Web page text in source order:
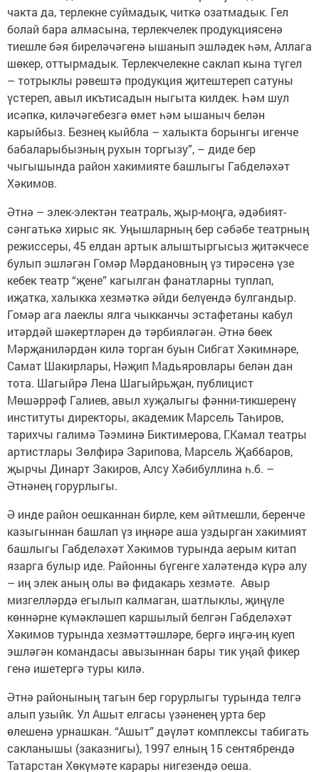
чакта да, терлекне суймадык, читкә озатмадык. Гел
болай бара алмасына, терлекчелек продукциясенә
тиешле бәя биреләчәгенә ышанып эшләдек һәм, Аллага
шөкер, оттырмадык. Терлекчелекне саклап кына түгел
– тотрыклы рәвештә продукция җитештереп сатуны
үстереп, авыл икътисадын ныгыта килдек. Һәм шул
исәпкә, киләчәгебезгә өмет һәм ышаныч белән
карыйбыз. Безнең кыйбла – халыкта борынгы игенче
бабаларыбызның рухын торгызу”, – диде бер
чыгышында район хакимияте башлыгы Габделәхәт
Хәкимов.
Әтнә – элек-электән театраль, җыр-моңга, әдәбият-
сәнгатькә хирыс як. Уңышларның бер сәбәбе театрның
режиссеры, 45 елдан артык алыштыргысыз җитәкчесе
булып эшләгән Гомәр Мәрдановның үз тирәсенә үзе
кебек театр “җене” кагылган фанатларны туплап,
иҗатка, халыкка хезмәткә әйди белүендә булгандыр.
Гомәр ага лаеклы ялга чыкканчы эстафетаны кабул
итәрдәй шәкертләрен дә тәрбияләгән. Әтнә бөек
Мәрҗаниләрдән килә торган буын Сибгат Хәкимнәре,
Самат Шакирлары, Нәҗип Мадьяровлары белән дан
тота. Шагыйрә Лена Шагыйрьҗан, публицист
Мөшәррәф Галиев, авыл хуҗалыгы фәнни-тикшеренү
институты директоры, академик Марсель Таһиров,
тарихчы галимә Тәэминә Биктимерова, Г.Камал театры
артистлары Зөлфирә Зарипова, Марсель Җаббаров,
җырчы Динарт Закиров, Алсу Хәбибуллина һ.б. –
Әтнәнең горурлыгы.
Ә инде район оешканнан бирле, кем әйтмешли, беренче
казыгыннан башлап үз иңнәре аша уздырган хакимият
башлыгы Габделәхәт Хәкимов турында аерым китап
язарга булыр иде. Районны бүгенге халәтендә күрә алу
– иң элек аның олы вә фидакарь хезмәте. Авыр
мизгелләрдә егылып калмаган, шатлыклы, җиңүле
көннәрне күмәкләшеп каршылый белгән Габделәхәт
Хәкимов турында хезмәттәшләре, бергә иңгә-иң куеп
эшләгән командасы авызыннан бары тик уңай фикер
генә ишетергә туры килә.
Әтнә районының тагын бер горурлыгы турында телгә
алып узыйк. Ул Ашыт елгасы үзәненең урта бер
өлешенә урнашкан. “Ашыт” дәүләт комплексы табигать
сакланышы (заказнигы), 1997 елның 15 сентябрендә
Татарстан Хөкүмәте карары нигезендә оеша.